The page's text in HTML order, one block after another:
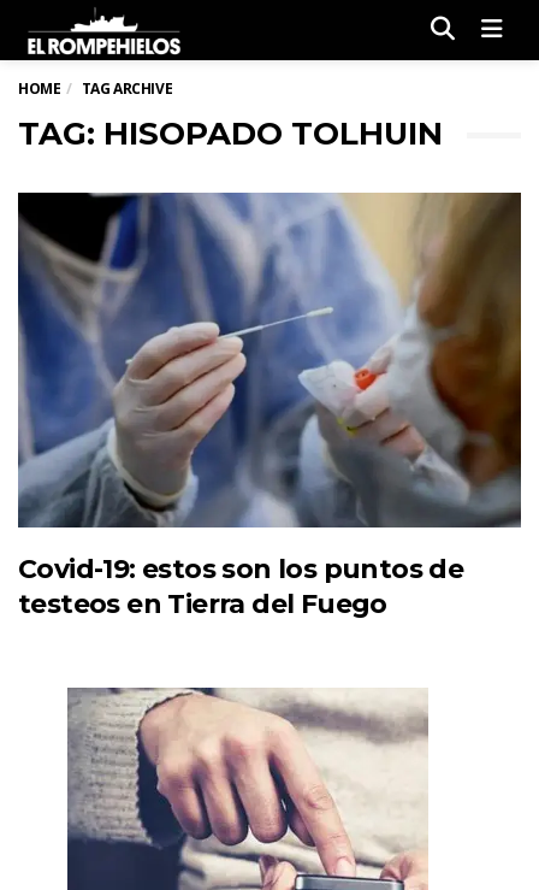
HOME TAG ARCHIVE
TAG: HISOPADO TOLHUIN
Covid-19: estos son los puntos de
testeos en Tierra del Fuego